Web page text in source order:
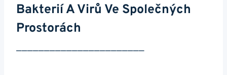
⁤bakterií A Virů Ve Společných
Prostorách
———————————————————————